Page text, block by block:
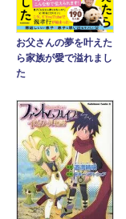
お父さんの夢を叶えた
ら家族が愛で溢れまし
た